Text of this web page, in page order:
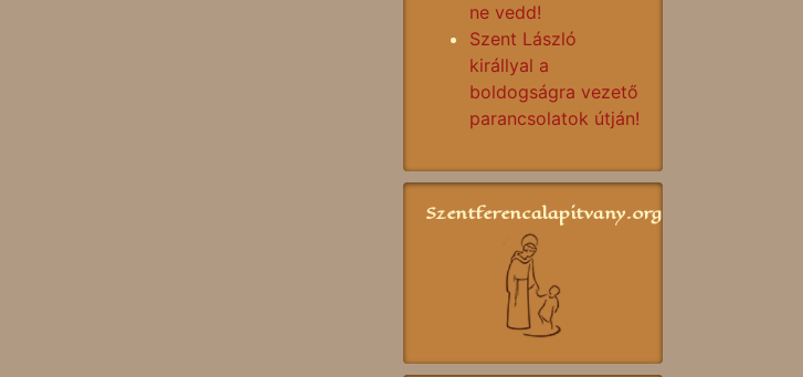
ne vedd!
Szent László
királlyal a
boldogságra vezető
parancsolatok útján!
Szentferencalapitvany.org